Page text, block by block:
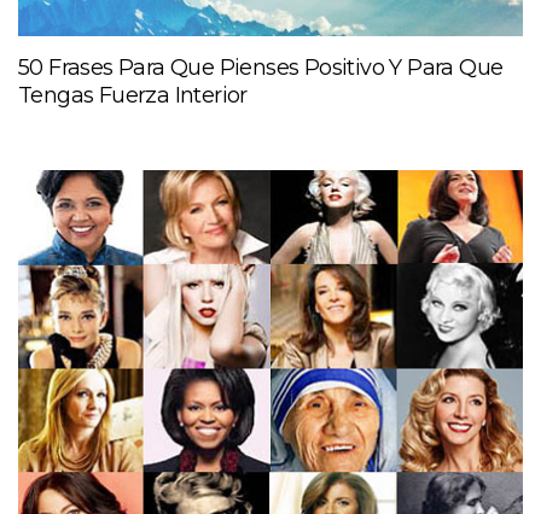
50 Frases Para Que Pienses Positivo Y Para Que
Tengas Fuerza Interior